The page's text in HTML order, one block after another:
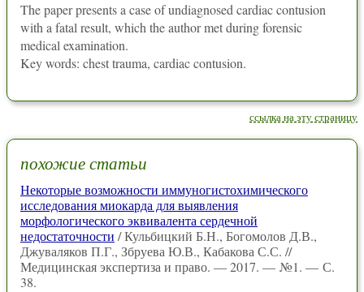
The paper presents a case of undiagnosed cardiac contusion
with a fatal result, which the author met during forensic
medical examination.
Key words: chest trauma, cardiac contusion.
ссылка на эту страницу
похожие статьи
Некоторые возможности иммуногистохимического
исследования миокарда для выявления
морфологического эквивалента сердечной
недостаточности / Кульбицкий Б.Н., Богомолов Д.В.,
Джуваляков П.Г., Збруева Ю.В., Кабакова С.С. //
Медицинская экспертиза и право. — 2017. — №1. — С.
38.